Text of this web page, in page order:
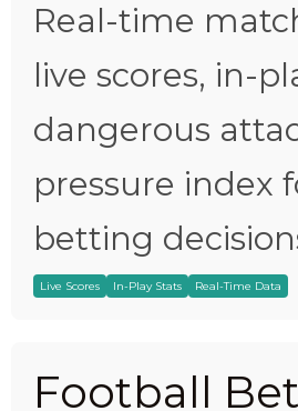
Real-time
live scores, in-
dangerous
pressure index
betting
Live Scores In-Play Stats Real-Time Data
Football